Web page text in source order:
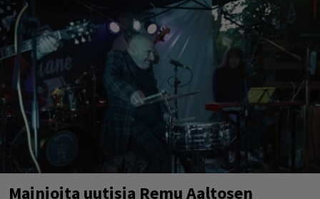
Mainioita uutisia Remu Aaltosen